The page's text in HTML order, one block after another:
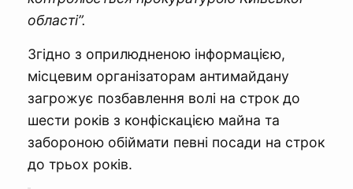
області”.
Згідно з оприлюдненою інформацією,
місцевим організаторам антимайдану
загрожує позбавлення волі на строк до
шести років з конфіскацією майна та
забороною обіймати певні посади на строк
до трьох років.